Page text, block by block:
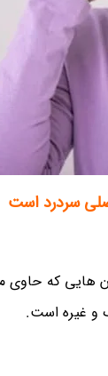
سردرد است
که حاوی
و غیره است.